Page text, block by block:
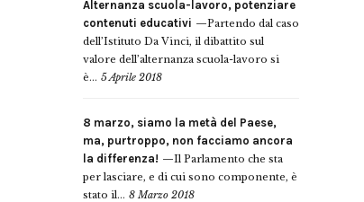
Alternanza scuola-lavoro, potenziare
contenuti educativi
Partendo dal caso
dell’Istituto Da Vinci, il dibattito sul
valore dell’alternanza scuola-lavoro si
è... 5 Aprile 2018
8 marzo, siamo la metà del Paese,
ma, purtroppo, non facciamo ancora
la differenza!
Il Parlamento che sta
per lasciare, e di cui sono componente, è
stato il... 8 Marzo 2018